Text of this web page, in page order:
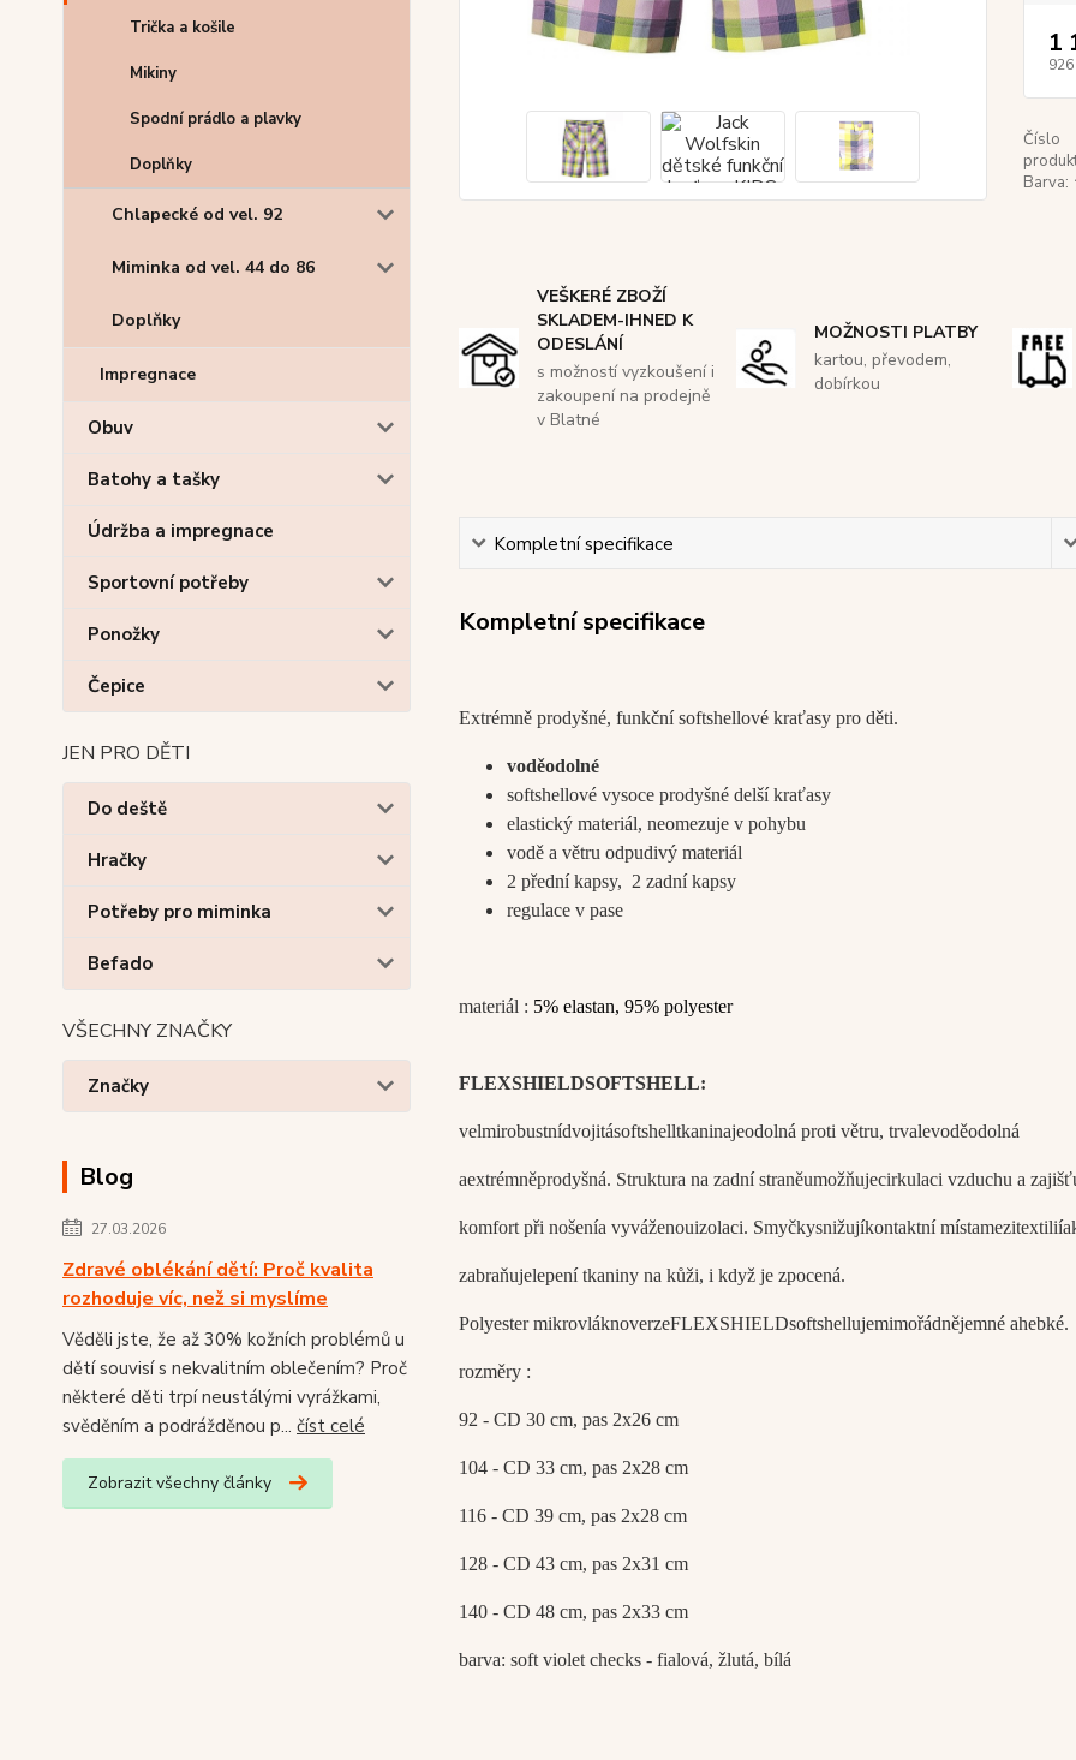
Trička a košile
Mikiny
Spodní prádlo a plavky
Doplňky
Chlapecké od vel. 92
Miminka od vel. 44 do 86
Doplňky
Impregnace
Obuv
Batohy a tašky
Údržba a impregnace
Sportovní potřeby
Ponožky
Čepice
JEN PRO DĚTI
Do deště
Hračky
Potřeby pro miminka
Befado
VŠECHNY ZNAČKY
Značky
Blog
27.03.2026
Zdravé oblékání dětí: Proč kvalita
rozhoduje víc, než si myslíme
Věděli jste, že až 30% kožních problémů u
dětí souvisí s nekvalitním oblečením? Proč
některé děti trpí neustálými vyrážkami,
svěděním a podrážděnou p... číst celé
Zobrazit všechny články
1
926
Číslo
Barva:
VEŠKERÉ ZBOŽÍ
SKLADEM-IHNED K
ODESLÁNÍ
s možností vyzkoušení i
zakoupení na prodejně
v Blatné
MOŽNOSTI PLATBY
kartou, převodem,
dobírkou
Kompletní specifikace
Kompletní specifikace
Extrémně prodyšné, funkční softshellové kraťasy pro děti.
voděodolné
softshellové vysoce prodyšné delší kraťasy
elastický materiál, neomezuje v pohybu
vodě a větru odpudivý materiál
2 přední kapsy, 2 zadní kapsy
regulace v pase
materiál : 5% elastan, 95% polyester
FLEXSHIELDSOFTSHELL:
velmirobustnídvojitásoftshelltkaninajeodolná proti větru, trvalevoděodolná
aextrémněprodyšná. Struktura na zadní straněumožňujecirkulaci vzduchu a
komfort při nošenía vyváženouizolaci. Smyčkysnižujíkontaktní místamezitextiliía
zabraňujelepení tkaniny na kůži, i když je zpocená.
PolyestermikrovláknoverzeFLEXSHIELDsoftshellujemimořádnějemné ahebké.
rozměry :
92 - CD 30 cm, pas 2x26 cm
104 - CD 33 cm, pas 2x28 cm
116 - CD 39 cm, pas 2x28 cm
128 - CD 43 cm, pas 2x31 cm
140 - CD 48 cm, pas 2x33 cm
barva: soft violet checks - fialová, žlutá, bílá